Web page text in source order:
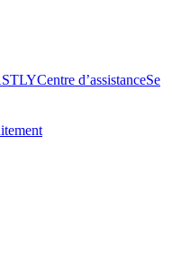
Centre d’assistanceSe